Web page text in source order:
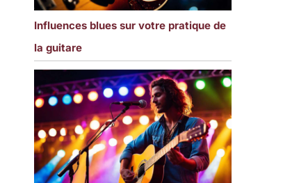
Influences blues sur votre pratique de
la guitare